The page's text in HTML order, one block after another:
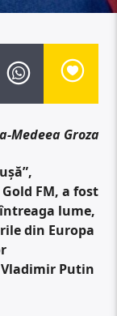
Medeea Groza
FM, a fost
lume,
din Europa
Putin